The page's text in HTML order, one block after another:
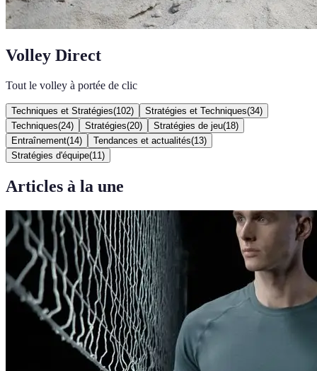
Volley Direct
Tout le volley à portée de clic
Techniques et Stratégies(102) Stratégies et Techniques(34)
Techniques(24) Stratégies(20) Stratégies de jeu(18)
Entraînement(14) Tendances et actualités(13)
Stratégies d'équipe(11 )
Articles à la une